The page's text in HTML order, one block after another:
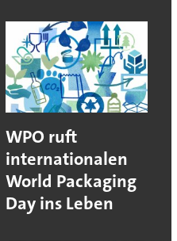
WPO ruft
internationalen
World Packaging
Day ins Leben